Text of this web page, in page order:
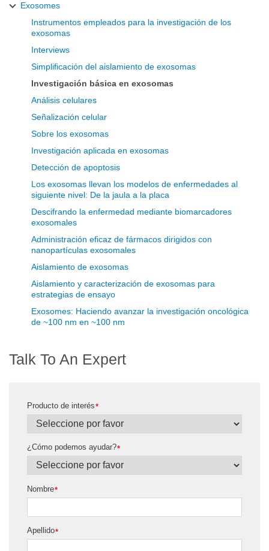
Exosomes
Instrumentos empleados para la investigación de los
exosomas
Interviews
Simplificación del aislamiento de exosomas
Investigación básica en exosomas
Análisis celulares
Señalización celular
Sobre los exosomas
Investigación aplicada en exosomas
Detección de apoptosis
Los exosomas llevan los modelos de enfermedades al
siguiente nivel: De la jaula a la placa
Descifrando la enfermedad mediante biomarcadores
exosomales
Administración eficaz de fármacos dirigidos con
nanopartículas exosomales
Aislamiento de exosomas
Aislamiento y caracterización de exosomas para
estrategias de ensayo
Exosomes: Haciendo avanzar la investigación oncológica
de ~100 nm en ~100 nm
Talk To An Expert
*
Producto de interés
*
¿Cómo podemos ayudar?
*
Nombre
*
Apellido